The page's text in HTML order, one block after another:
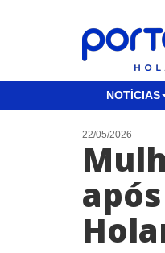
NOTÍCIAS
22/05/2026